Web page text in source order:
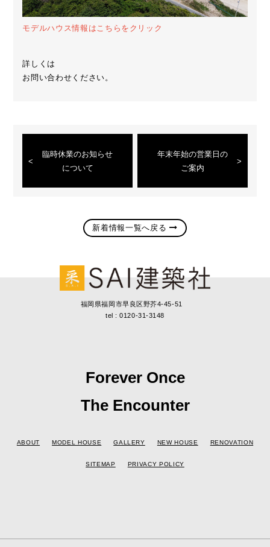
モデルハウス情報はこちらをクリック
詳しくは
お問い合わせください。
臨時休業のお知らせ
について
年末年始の営業日の
ご案内
新着情報一覧へ戻る
福岡県福岡市早良区野芥4-45-51
tel : 0120-31-3148
Forever Once
The Encounter
ABOUT MODEL HOUSE GALLERY NEW HOUSE RENOVATION
SITEMAP PRIVACY POLICY